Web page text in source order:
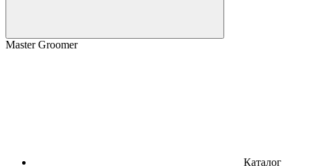
Master Groomer
Каталог